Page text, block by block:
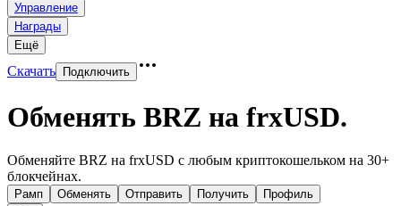
Управление
Награды
Ещё
Скачать Подключить
Обменять BRZ на frxUSD.
Обменяйте BRZ на frxUSD с любым криптокошельком на 30+
блокчейнах.
Рамп Обменять Отправить Получить Профиль